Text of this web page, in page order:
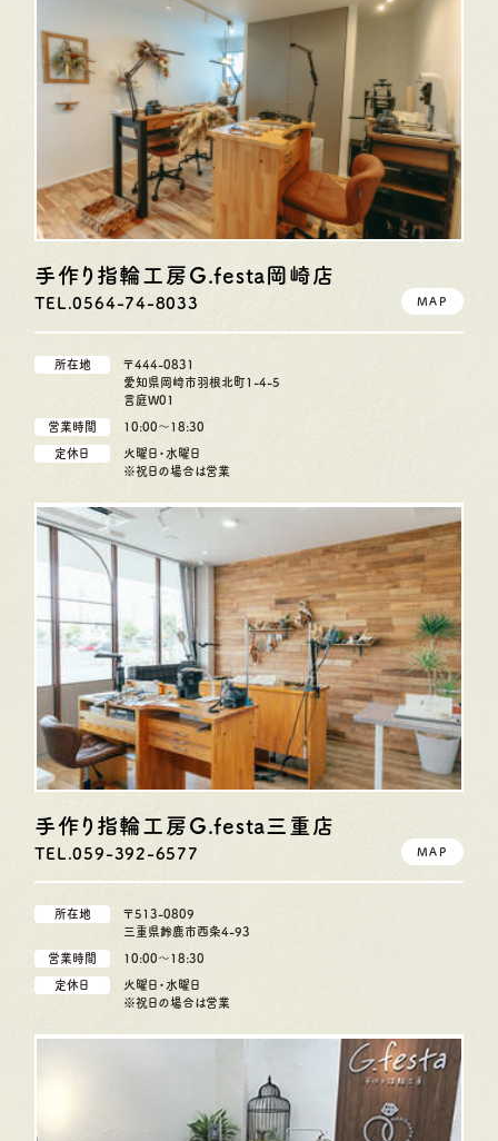
手作り指輪工房G.festa岡崎店
TEL.0564-74-8033 MAP
所在地
〒444-0831
愛知県岡崎市羽根北町1-4-5
言庭W01
営業時間 10:00〜18:30
定休日
火曜日・水曜日
※祝日の場合は営業
手作り指輪工房G.festa 三重店
TEL.059-392-6577 MAP
所在地
〒513-0809
三重県鈴鹿市西条4-93
営業時間 10:00〜18:30
定休日
火曜日・水曜日
※祝日の場合は営業